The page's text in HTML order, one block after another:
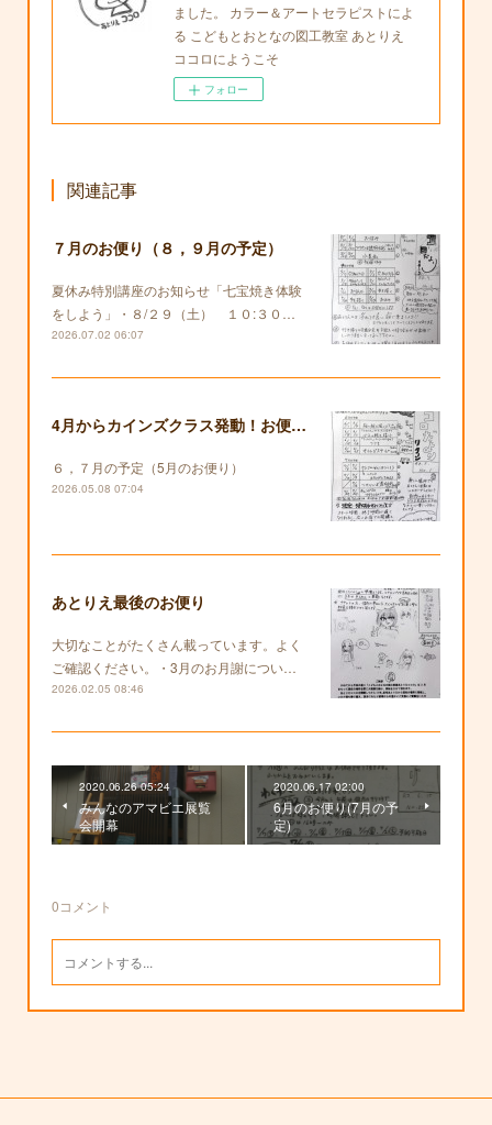
ました。 カラー＆アートセラピストによ
る こどもとおとなの図工教室 あとりえ
ココロにようこそ
フォロー
関連記事
７月のお便り（８，９月の予定）
夏休み特別講座のお知らせ「七宝焼き体験
をしよう」・８/２９（土） １０:３０…
2026.07.02 06:07
4月からカインズクラス発動！お便りも復活します！
６，７月の予定（5月のお便り）
2026.05.08 07:04
あとりえ最後のお便り
大切なことがたくさん載っています。よく
ご確認ください。・3月のお月謝につい…
2026.02.05 08:46
2020.06.26 05:24
みんなのアマビエ展覧
会開幕
2020.06.17 02:00
6月のお便り(7月の予
定)
0コメント